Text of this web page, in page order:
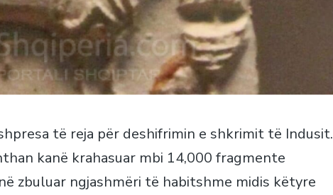
të reja për deshifrimin e shkrimit të Indusit.
kanë krahasuar mbi 14,000 fragmente
zbuluar ngjashmëri të habitshme midis këtyre